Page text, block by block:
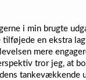
i min brugte
tilføjede en ekstra
mere
tror jeg, at
tankevækkende